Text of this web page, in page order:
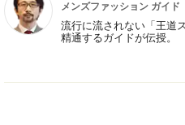
メンズファッション ガイド
流行に流されない「王道
精通するガイドが伝授。